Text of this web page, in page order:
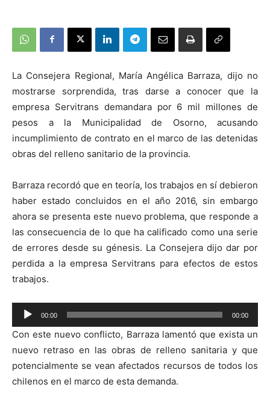
La Consejera Regional, María Angélica Barraza, dijo no
mostrarse sorprendida, tras darse a conocer que la
empresa Servitrans demandara por 6 mil millones de
pesos a la Municipalidad de Osorno, acusando
incumplimiento de contrato en el marco de las detenidas
obras del relleno sanitario de la provincia.
Barraza recordó que en teoría, los trabajos en sí debieron
haber estado concluidos en el año 2016, sin embargo
ahora se presenta este nuevo problema, que responde a
las consecuencia de lo que ha calificado como una serie
de errores desde su génesis. La Consejera dijo dar por
perdida a la empresa Servitrans para efectos de estos
trabajos.
Reproductor
de
audio
00:00 00:00
Con este nuevo conflicto, Barraza lamentó que exista un
nuevo retraso en las obras de relleno sanitaria y que
potencialmente se vean afectados recursos de todos los
chilenos en el marco de esta demanda.